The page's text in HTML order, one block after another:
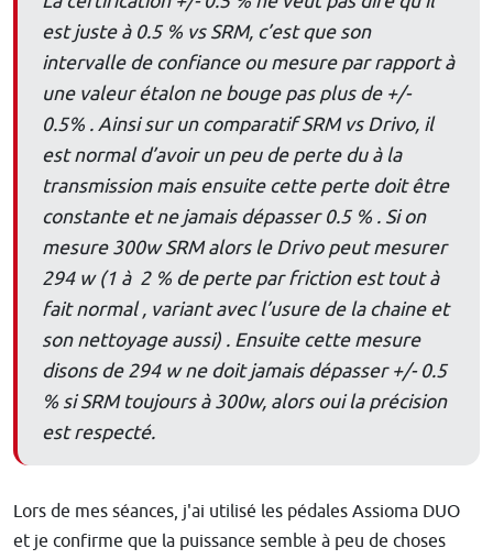
est juste à 0.5 % vs SRM, c’est que son
intervalle de confiance ou mesure par rapport à
une valeur étalon ne bouge pas plus de +/-
0.5% . Ainsi sur un comparatif SRM vs Drivo, il
est normal d’avoir un peu de perte du à la
transmission mais ensuite cette perte doit être
constante et ne jamais dépasser 0.5 % . Si on
mesure 300w SRM alors le Drivo peut mesurer
294 w (1 à 2 % de perte par friction est tout à
fait normal , variant avec l’usure de la chaine et
son nettoyage aussi) . Ensuite cette mesure
disons de 294 w ne doit jamais dépasser +/- 0.5
% si SRM toujours à 300w, alors oui la précision
est respecté.
Lors de mes séances, j'ai utilisé les pédales Assioma DUO
et je confirme que la puissance semble à peu de choses